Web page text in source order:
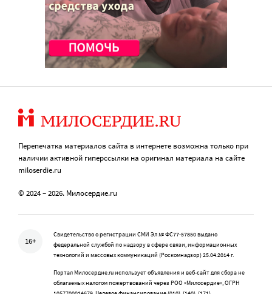
Перепечатка материалов сайта в интернете возможна только при
наличии активной гиперссылки на оригинал материала на сайте
miloserdie.ru
© 2024 – 2026. Милосердие.ru
16+
Свидетельство о регистрации СМИ Эл № ФС77-57850 выдано
федеральной службой по надзору в сфере связи, информационных
технологий и массовых коммуникаций (Роскомнадзор) 25.04.2014 г.
Портал Милосердие.ru использует объявления и веб-сайт для сбора не
облагаемых налогом пожертвований через РОО «Милосердие», ОГРН